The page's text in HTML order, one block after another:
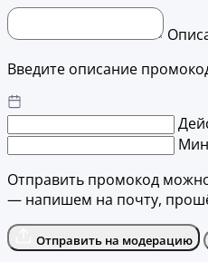
Введите описание
Отправить промокод
— напишем на почту,
Отправить на модерацию